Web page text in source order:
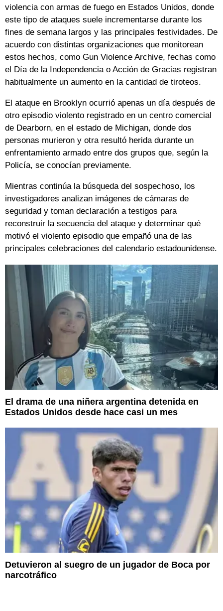
violencia con armas de fuego en Estados Unidos, donde
este tipo de ataques suele incrementarse durante los
fines de semana largos y las principales festividades. De
acuerdo con distintas organizaciones que monitorean
estos hechos, como Gun Violence Archive, fechas como
el Día de la Independencia o Acción de Gracias registran
habitualmente un aumento en la cantidad de tiroteos.
El ataque en Brooklyn ocurrió apenas un día después de
otro episodio violento registrado en un centro comercial
de Dearborn, en el estado de Michigan, donde dos
personas murieron y otra resultó herida durante un
enfrentamiento armado entre dos grupos que, según la
Policía, se conocían previamente.
Mientras continúa la búsqueda del sospechoso, los
investigadores analizan imágenes de cámaras de
seguridad y toman declaración a testigos para
reconstruir la secuencia del ataque y determinar qué
motivó el violento episodio que empañó una de las
principales celebraciones del calendario estadounidense.
El drama de una niñera argentina detenida en
Estados Unidos desde hace casi un mes
Detuvieron al suegro de un jugador de Boca por
narcotráfico